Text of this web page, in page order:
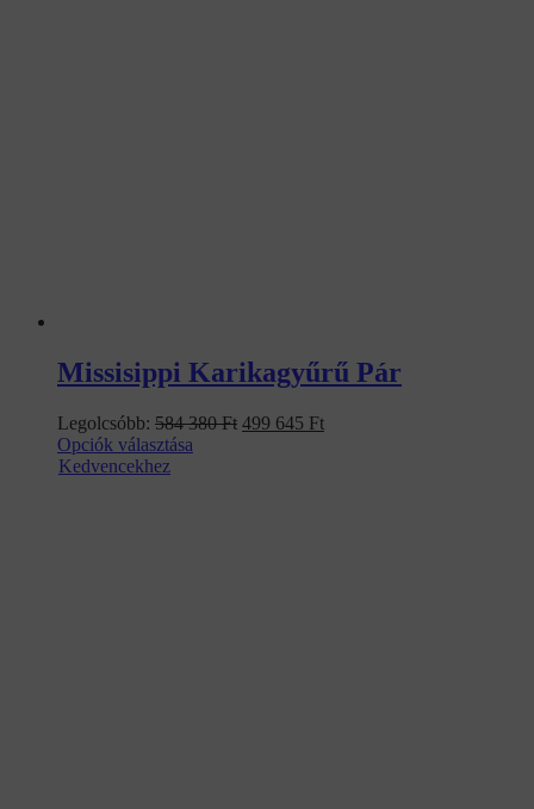
Missisippi Karikagyűrű Pár
Legolcsóbb: 584 380Ft Original
499 645 FtCurrent
Opciók választása
Kedvencekhez